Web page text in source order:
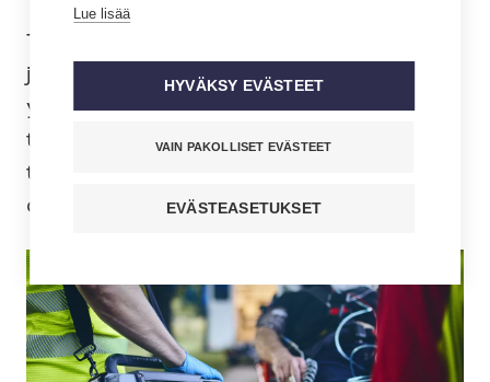
Tehy ja Suomen ensihoitoalan liitto SEHL
järjestävät valtakunnallisen jäsenillan
yksityisen en­si­hoi­to­pal­ve­lua­lan
työehtosopimuksen piirissä
työskenteleville sekä ensihoitoa
opiskeleville.
Lue lisää
HYVÄKSY EVÄSTEET
VAIN PAKOLLISET EVÄSTEET
EVÄSTEASETUKSET